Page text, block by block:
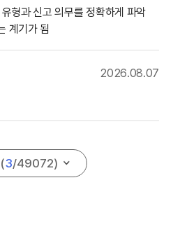
형과 신고 의무를 정확하게 파악
계기가 됨
2026.08.07
(3/49072)